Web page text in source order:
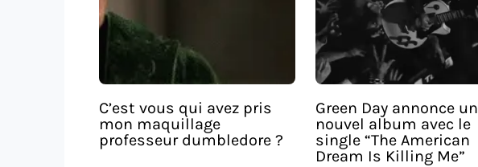
C’est vous qui avez pris
mon maquillage
professeur dumbledore ?
Green Day annonce un
nouvel album avec le
single “The American
Dream Is Killing Me”